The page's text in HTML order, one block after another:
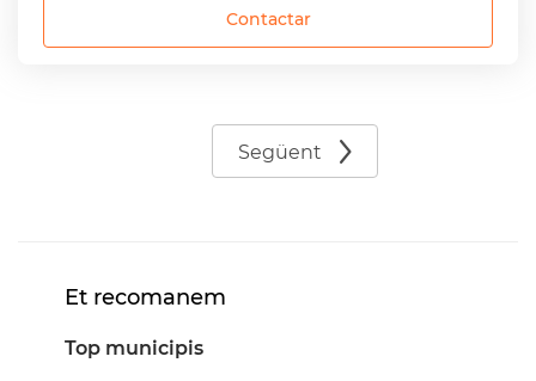
Contactar
Següent
Et recomanem
Top municipis